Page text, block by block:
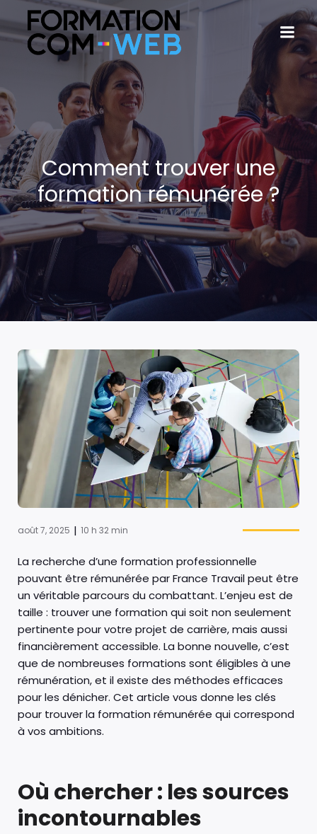
Comment trouver une
formation rémunérée ?
août 7, 2025 | 10 h 32 min
La recherche d’une formation professionnelle
pouvant être rémunérée par France Travail peut être
un véritable parcours du combattant. L’enjeu est de
taille : trouver une formation qui soit non seulement
pertinente pour votre projet de carrière, mais aussi
financièrement accessible. La bonne nouvelle, c’est
que de nombreuses formations sont éligibles à une
rémunération, et il existe des méthodes efficaces
pour les dénicher. Cet article vous donne les clés
pour trouver la formation rémunérée qui correspond
à vos ambitions.
Où chercher : les sources
incontournables